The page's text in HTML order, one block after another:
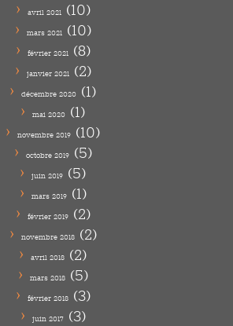
avril 2021 (10)
mars 2021 (10)
février 2021 (8)
janvier 2021 (2)
décembre 2020 (1)
mai 2020 (1)
novembre 2019 (10)
octobre 2019(5)
juin 2019 (5)
mars 2019(1)
février 2019(2)
novembre 2018(2)
avril 2018 (2)
mars 2018(5)
février 2018(3)
juin 2017(3)